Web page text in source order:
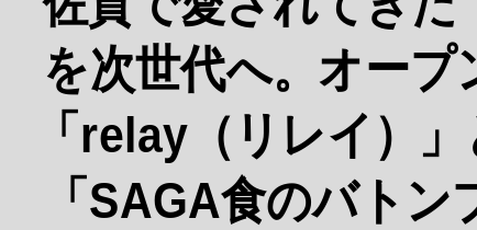
を次世代へ。オー
「relay（リレイ）
「SAGA食のバト